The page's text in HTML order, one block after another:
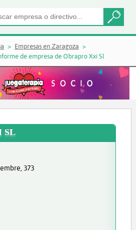
Empresas en Zaragoza
de empresa de Obrapro Xxi Sl
SL
373